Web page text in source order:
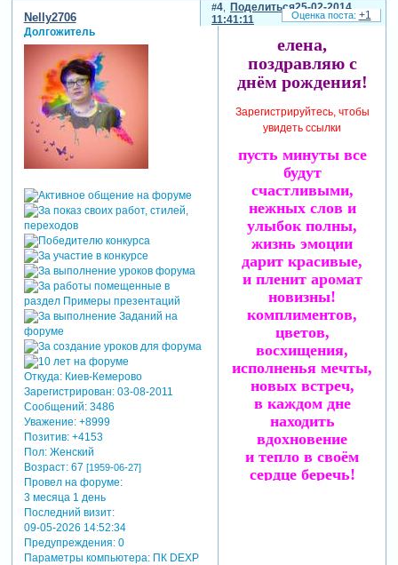
Поделиться
4
25-02-2014
11:41:11
Nelly2706
Долгожитель
Откуда:Киев-Кемерово
Зарегистрирован: 03-08-2011
Сообщений:3486
Уважение: +8999
Позитив: +4153
Пол:Женский
Возраст:67 [1959-06-27]
Провел на форуме:
3 месяца 1 день
Последний визит:
09-05-2026 14:52:34
Предупреждения:0
Параметры компьютера:ПК DEXP
елена,
поздравляю с
днём рождения!
Зарегистрируйтесь, чтобы
увидеть ссылки
пусть минуты все
будут
счастливыми,
нежных слов и
улыбок полны,
жизнь эмоции
дарит красивые,
и пленит аромат
новизны!
комплиментов,
цветов,
восхищения,
исполненья мечты,
новых встреч,
в каждом дне
находить
вдохновение
и тепло в своём
сердце беречь!
+1